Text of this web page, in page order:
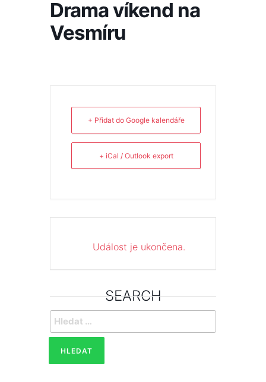
Drama víkend na
Vesmíru
+ Přidat do Google kalendáře
+ iCal / Outlook export
Událost je ukončena.
SEARCH
Vyhledávání